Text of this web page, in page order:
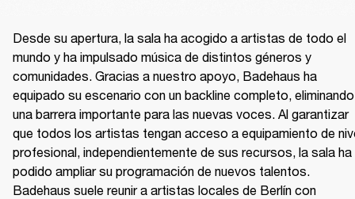
Desde su apertura, la sala ha acogido a artistas de todo el
mundo y ha impulsado música de distintos géneros y
comunidades. Gracias a nuestro apoyo, Badehaus ha
equipado su escenario con un backline completo, eliminando
una barrera importante para las nuevas voces. Al garantizar
que todos los artistas tengan acceso a equipamiento de
profesional, independientemente de sus recursos, la sala ha
podido ampliar su programación de nuevos talentos.
Badehaus suele reunir a artistas locales de Berlín con